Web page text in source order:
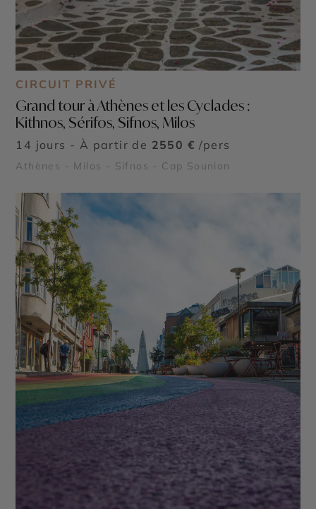
CIRCUIT PRIVÉ
Grand tour à Athènes et les Cyclades :
Kithnos, Sérifos, Sifnos, Milos
14 jours - À partir de 2550 € /pers
Athènes - Milos - Sifnos - Cap Sounion